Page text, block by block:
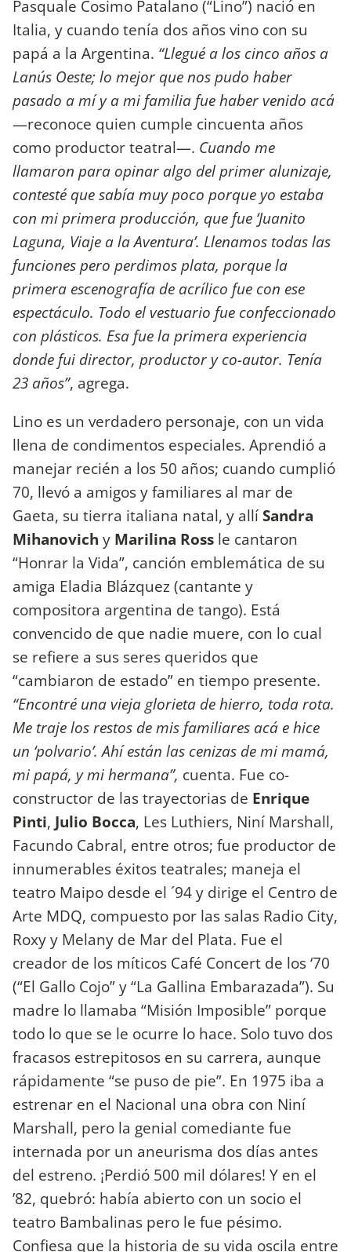
Pasquale Cosimo Patalano (“Lino”) nació en
Italia, y cuando tenía dos años vino con su
papá a la Argentina. “Llegué a los cinco años a
Lanús Oeste; lo mejor que nos pudo haber
pasado a mí y a mi familia fue haber venido acá
—reconoce quien cumple cincuenta años
como productor teatral—. Cuando me
llamaron para opinar algo del primer alunizaje,
contesté que sabía muy poco porque yo estaba
con mi primera producción, que fue ‘Juanito
Laguna, Viaje a la Aventura’. Llenamos todas las
funciones pero perdimos plata, porque la
primera escenografía de acrílico fue con ese
espectáculo. Todo el vestuario fue confeccionado
con plásticos. Esa fue la primera experiencia
donde fui director, productor y co-autor. Tenía
23 años”, agrega.
Lino es un verdadero personaje, con un vida
llena de condimentos especiales. Aprendió a
manejar recién a los 50 años; cuando cumplió
70, llevó a amigos y familiares al mar de
Gaeta, su tierra italiana natal, y allíSandra
Mihanovich y Marilina Ross le cantaron
“Honrar la Vida”, canción emblemática de su
amiga Eladia Blázquez (cantante y
compositora argentina de tango). Está
convencido de que nadie muere, con lo cual
se refiere a sus seres queridos que
“cambiaron de estado” en tiempo presente.
“Encontré una vieja glorieta de hierro, toda rota.
Me traje los restos de mis familiares acá e hice
un ‘polvario’. Ahí están las cenizas de mi mamá,
mi papá, y mi hermana”, cuenta. Fue co-
constructor de las trayectorias de Enrique
Pinti, Julio Bocca, Les Luthiers, Niní Marshall,
Facundo Cabral, entre otros; fue productor de
innumerables éxitos teatrales; maneja el
teatro Maipo desde el ´94 y dirige el Centro de
Arte MDQ, compuesto por las salas Radio City,
Roxy y Melany de Mar del Plata. Fue el
creador de los míticos Café Concert de los ‘70
(“El Gallo Cojo” y “La Gallina Embarazada”). Su
madre lo llamaba “Misión Imposible” porque
todo lo que se le ocurre lo hace. Solo tuvo dos
fracasos estrepitosos en su carrera, aunque
rápidamente “se puso de pie”. En 1975 iba a
estrenar en el Nacional una obra con Niní
Marshall, pero la genial comediante fue
internada por un aneurisma dos días antes
del estreno. ¡Perdió 500 mil dólares! Y en el
’82, quebró: había abierto con un socio el
teatro Bambalinas pero le fue pésimo.
Confiesa que la historia de su vida oscila entre